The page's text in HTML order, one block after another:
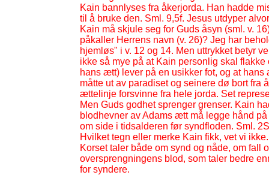
Kain bannlyses fra åkerjorda. Han hadde
til å bruke den. Sml. 9,5f. Jesus utdyper
Kain må skjule seg for Guds åsyn (sml. v.
påkaller Herrens navn (v. 26)? Jeg har
hjemløs" i v. 12 og 14. Men uttrykket betyr
ikke så mye på at Kain personlig skal
hans ætt) lever på en usikker fot, og at
måtte ut av paradiset og seinere dø bort fra
ættelinje forsvinne fra hele jorda. Set
Men Guds godhet sprenger grenser. Kain
blodhevner av Adams ætt må legge hånd
om side i tidsalderen før syndfloden. Sml.
Hvilket tegn eller merke Kain fikk, vet vi
Korset taler både om synd og nåde, om fall
oversprengningens blod, som taler bedre
for syndere.